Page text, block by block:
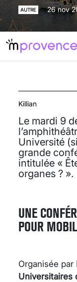
AUTRE 26 nov
Le mardi 9
Université
grande
intitulée «
organes ? ».
Killian
UNE
POUR
Organisée par
Universitaires